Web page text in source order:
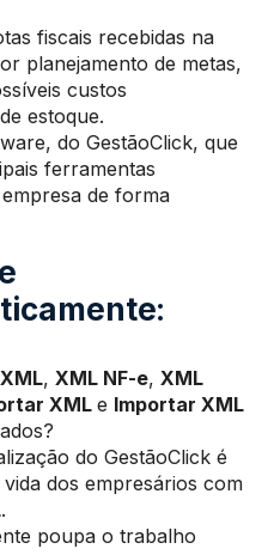
fiscais recebidas na
planejamento de metas,
custos
estoque.
do GestãoClick, que
ferramentas
de forma
:
XML, XML NF-e, XML
XMLe Importar XML
do GestãoClick é
dos empresários com
.
poupa o trabalho